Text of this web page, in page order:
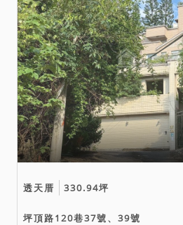
透天厝 330.94坪
坪頂路120巷37號、39號